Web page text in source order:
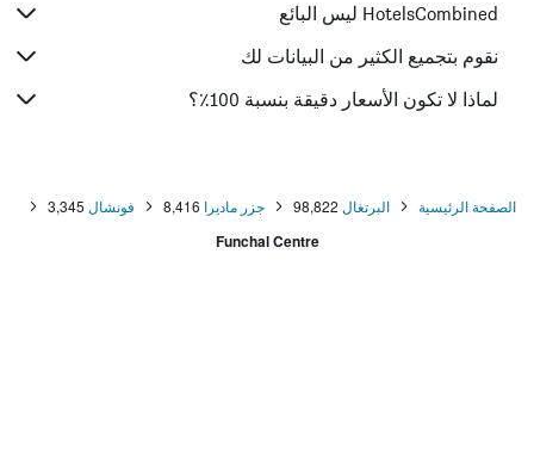
HotelsCombined ليس البائع
نقوم بتجميع الكثير من البيانات لك
لماذا لا تكون الأسعار دقيقة بنسبة 100٪؟
الصفحة الرئيسية البرتغال 98,822 جزر ماديرا 8,416 فونشال 3,345
Funchal Centre